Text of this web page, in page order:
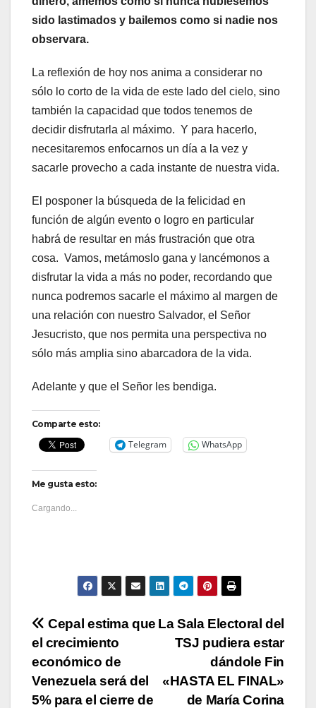
sido lastimados y bailemos como si nadie nos
observara.
La reflexión de hoy nos anima a considerar no
sólo lo corto de la vida de este lado del cielo, sino
también la capacidad que todos tenemos de
decidir disfrutarla al máximo. Y para hacerlo,
necesitaremos enfocarnos un día a la vez y
sacarle provecho a cada instante de nuestra vida.
El posponer la búsqueda de la felicidad en
función de algún evento o logro en particular
habrá de resultar en más frustración que otra
cosa. Vamos, metámoslo gana y lancémonos a
disfrutar la vida a más no poder, recordando que
nunca podremos sacarle el máximo al margen de
una relación con nuestro Salvador, el Señor
Jesucristo, que nos permita una perspectiva no
sólo más amplia sino abarcadora de la vida.
Adelante y que el Señor les bendiga.
Comparte esto:
Telegram WhatsApp
Me gusta esto:
Cargando...
Navegación
de
entradas
La Sala Electoral del
TSJ pudiera estar
dándole Fin
«HASTA EL FINAL»
de María Corina
Cepal estima que
el crecimiento
económico de
Venezuela será del
5% para el cierre de